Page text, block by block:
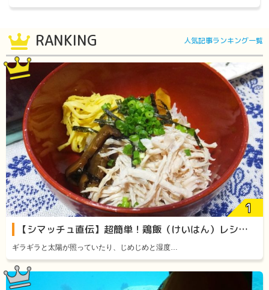
RANKING 人気記事ランキング一覧
【シマッチュ直伝】超簡単！鶏飯（けいはん）レシピをご紹介します！
ギラギラと太陽が照っていたり、じめじめと湿度…